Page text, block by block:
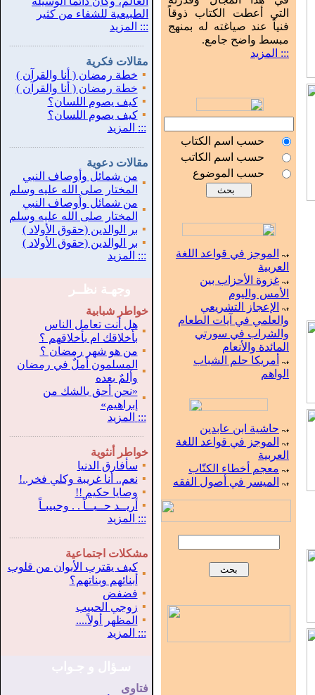
الطبيعية للشفاء من كثير
::: المزيد
مقالات فكرية
▪ خطة رمضان ( أنا والقرآن )
▪ خطة رمضان ( أنا والقرآن )
▪ كيف يصوم اللسان؟
▪ كيف يصوم اللسان؟
::: المزيد
مقالات دعوية
▪
من شمائل وأوصاف النبي
المختار صلى الله عليه وسلم
▪
من شمائل وأوصاف النبي
المختار صلى الله عليه وسلم
▪ بر الوالدين (حقوق الأولاد )
▪ بر الوالدين (حقوق الأولاد )
::: المزيد
وجهـة نظــر
خواطر شبابية
▪
هل أنت تعامل الناس
بأخلاقك ام بأخلاقهم ؟
▪ من هو شهر رمضان ؟
▪
المسلمون أملٌ في رمضان
وألمٌ بعده
▪
«نحن أحق بالشك من
إبراهيم»
::: المزيد
خواطر أنثوية
▪ سأفارق الدنيا
▪ نعم.. أنا غريبة وكلي فخر..!
▪ وصايا حكيم !!
▪
أريــد حــبــاً . . وحبيبـاً
::: المزيد
مشكلات اجتماعية
▪
كيف يقترب الأبوان من قلوب
أبنائهم وبناتهم؟
▪ فضفض
▪ زوجي الحبيب
▪
المظهر أولاً....
::: المزيد
فتاوى
التي أعطت الكتاب ذوقاً
فنياً عند صياغته له بمنهج
مبسط واضح جامع.
::: المزيد
حسب اسم الكتاب
حسب اسم الكاتب
حسب الموضوع
الموجز في قواعد اللغة
العربية
غزوة الأحزاب بين
الأمس واليوم
الإعجاز التشريعي
والعلمي في آيات الطعام
والشراب في سورتي
المائدة والأنعام
أمريكا حلم الشباب
الواهم
حاشية ابن عابدين
الموجز في قواعد اللغة
العربية
معجم أخطاء الكتّاب
الميسر في أصول الفقه